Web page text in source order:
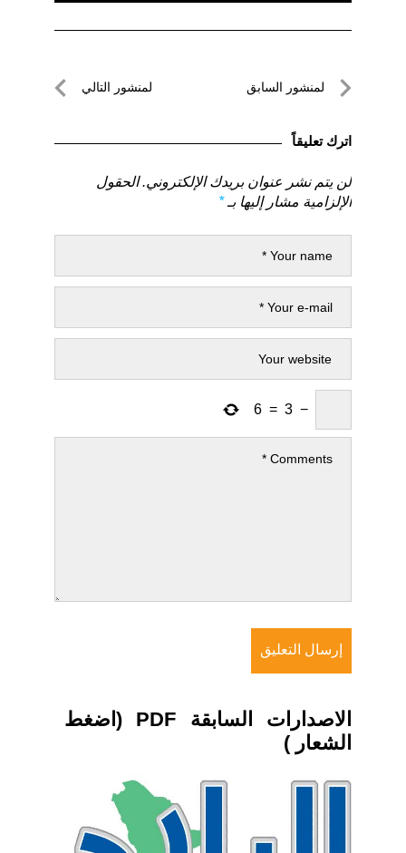
تصفّحلمنشور السابق
السابق
لمنشور التالي
اترك تعليقاً
لن يتم نشر عنوان بريدك الإلكتروني. الحقول
الإلزامية مشار إليها بـ*
−
3
=
6
الاصدارات السابقة PDF (اضغط
الشعار )